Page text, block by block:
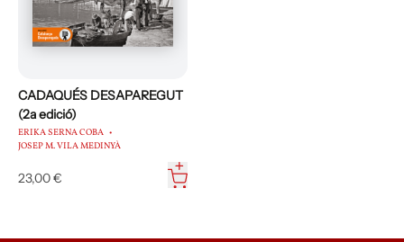
CADAQUÉS DESAPAREGUT
(2a edició)
ERIKA SERNA COBA
JOSEP M. VILA MEDINYÀ
23,00 €